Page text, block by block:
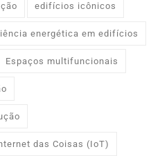
edifícios icônicos
energética em edifícios
Espaços multifuncionais
das Coisas (IoT)